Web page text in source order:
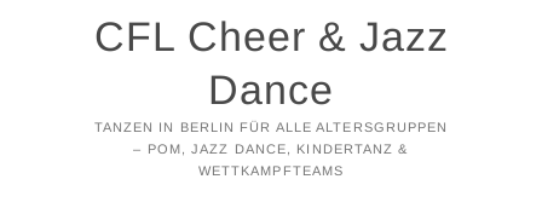
CFL Cheer & Jazz
Dance
TANZEN IN BERLIN FÜR ALLE ALTERSGRUPPEN
– POM, JAZZ DANCE, KINDERTANZ &
WETTKAMPFTEAMS